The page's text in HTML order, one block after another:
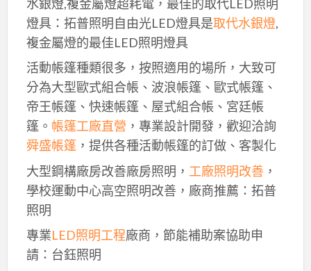
水銀燈,複金屬燈超耗電，最佳的取代LED照明
燈具：拓普照明自由光LED燈具是取代水銀燈,
複金屬燈的最佳LED照明燈具
活動帳篷種類很多，按照適用的場所，大致可
分為大型歐式組合帳、波浪帳篷、歐式帳篷、
帝王帳篷、快速帳篷、屋式組合帳、宮廷帳
篷。 帳篷工廠直營 ，專業設計開發，歡迎洽詢
舜盛帳篷，提供各種活動帳篷的訂做、客製化
大型鋼構廠房改善廠房照明， 工廠照明改善，
學校運動中心高空照明改善，廠商推薦：拓普
照明
專業LED照明工程廠商，節能補助案協助申
請：台鈺照明